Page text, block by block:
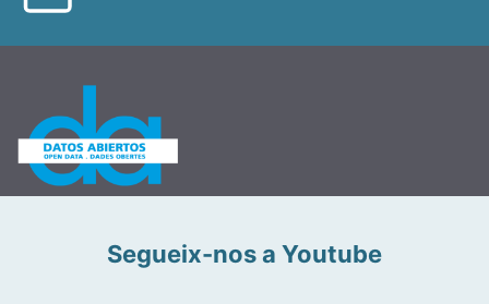
Segueix-nos a Youtube